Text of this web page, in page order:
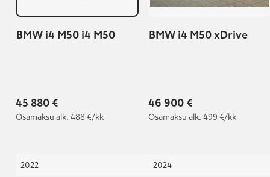
BMW i4 M50 i4 M50
45 880 €
Osamaksu alk. 488 €/kk
2022
BMW i4 M50 xDrive
46 900 €
Osamaksu alk. 499 €/kk
2024